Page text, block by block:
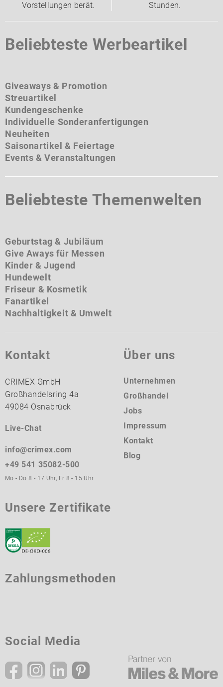
Vorstellungen berät.
Stunden.
Beliebteste Werbeartikel
Giveaways & Promotion
Streuartikel
Kundengeschenke
Individuelle Sonderanfertigungen
Neuheiten
Saisonartikel & Feiertage
Events & Veranstaltungen
Beliebteste Themenwelten
Geburtstag & Jubiläum
Give Aways für Messen
Kinder & Jugend
Hundewelt
Friseur & Kosmetik
Fanartikel
Nachhaltigkeit & Umwelt
Kontakt
CRIMEX GmbH
Großhandelsring 4a
49084 Osnabrück
Live-Chat
info@crimex.com
+49 541 35082-500
Mo - Do 8 - 17 Uhr, Fr 8 - 15 Uhr
Über uns
Unternehmen
Großhandel
Jobs
Impressum
Kontakt
Blog
Unsere Zertifikate
Zahlungsmethoden
Social Media